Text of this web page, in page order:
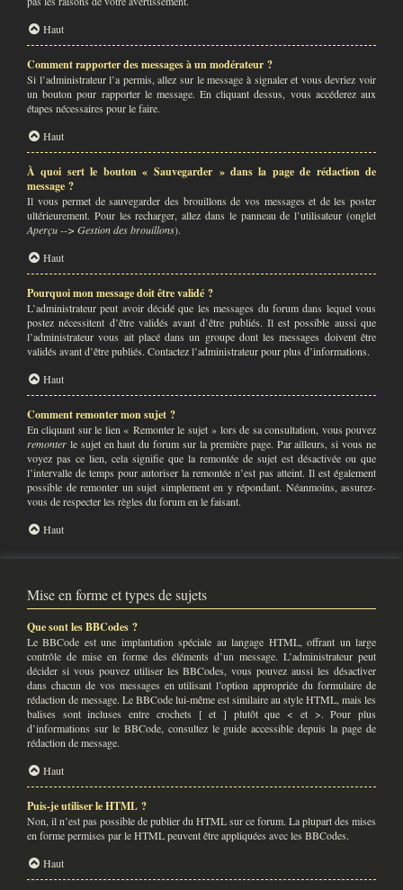
Haut
Comment rapporter des messages à un modérateur ?
Si l’administrateur l’a permis, allez sur le message à signaler et vous devriez voir
un bouton pour rapporter le message. En cliquant dessus, vous accéderez aux
étapes nécessaires pour le faire.
Haut
À quoi sert le bouton « Sauvegarder » dans la page de rédaction de
message ?
Il vous permet de sauvegarder des brouillons de vos messages et de les poster
ultérieurement. Pour les recharger, allez dans le panneau de l’utilisateur (onglet
Aperçu --> Gestion des brouillons).
Haut
Pourquoi mon message doit être validé ?
L’administrateur peut avoir décidé que les messages du forum dans lequel vous
postez nécessitent d’être validés avant d’être publiés. Il est possible aussi que
l’administrateur vous ait placé dans un groupe dont les messages doivent être
validés avant d’être publiés. Contactez l’administrateur pour plus d’informations.
Haut
Comment remonter mon sujet ?
En cliquant sur le lien « Remonter le sujet » lors de sa consultation, vous pouvez
remonter le sujet en haut du forum sur la première page. Par ailleurs, si vous ne
voyez pas ce lien, cela signifie que la remontée de sujet est désactivée ou que
l’intervalle de temps pour autoriser la remontée n’est pas atteint. Il est également
possible de remonter un sujet simplement en y répondant. Néanmoins, assurez-
vous de respecter les règles du forum en le faisant.
Haut
Mise en forme et types de sujets
Que sont les BBCodes ?
Le BBCode est une implantation spéciale au langage HTML, offrant un large
contrôle de mise en forme des éléments d’un message. L’administrateur peut
décider si vous pouvez utiliser les BBCodes, vous pouvez aussi les désactiver
dans chacun de vos messages en utilisant l’option appropriée du formulaire de
rédaction de message. Le BBCode lui-même est similaire au style HTML, mais les
balises sont incluses entre crochets [ et ] plutôt que < et >. Pour plus
d’informations sur le BBCode, consultez le guide accessible depuis la page de
rédaction de message.
Haut
Puis-je utiliser le HTML ?
Non, il n’est pas possible de publier du HTML sur ce forum. La plupart des mises
en forme permises par le HTML peuvent être appliquées avec les BBCodes.
Haut